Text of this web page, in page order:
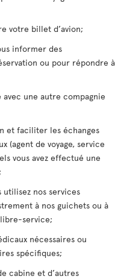
votre billet d’avion;
informer des
ou pour répondre à
une autre compagnie
et faciliter les échanges
(agent de voyage, service
vous avez effectué une
nos services
à nos guichets ou à
service;
nécessaires ou
spécifiques;
cabine et d’autres